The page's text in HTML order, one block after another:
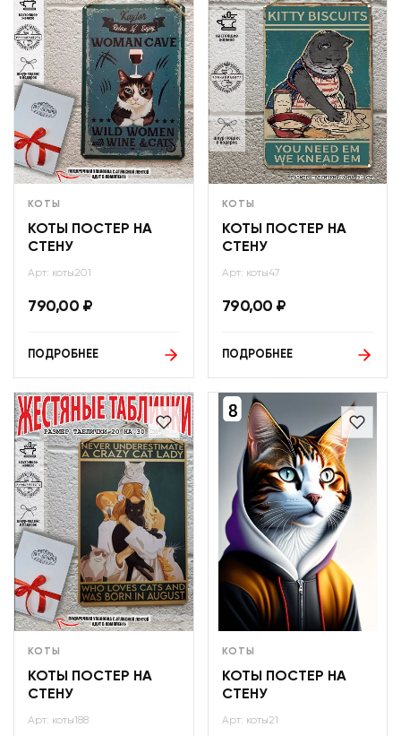
КОТЫ
КОТЫ ПОСТЕР НА
СТЕНУ
Арт: коты201
790,00 ₽
ПОДРОБНЕЕ
КОТЫ
КОТЫ ПОСТЕР НА
СТЕНУ
Арт: коты47
790,00 ₽
ПОДРОБНЕЕ
КОТЫ
КОТЫ ПОСТЕР НА
СТЕНУ
Арт: коты188
КОТЫ
КОТЫ ПОСТЕР НА
СТЕНУ
Арт: коты21